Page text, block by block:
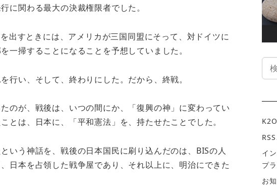
に関わる最大の決裁権限者でした。
出すときには、アメリカが三国同盟にそって、対ドイツに
一掃することになることを予想していました。
い、そして、終わりにした。だから、終戦。
のが、戦後は、いつの間にか、「復興の神」に変わってい
とは、日本に、「平和憲法」を、持たせたことでした。
いう神話を、戦後の日本国民に刷り込んだのは、BISの人
日本を占領した戦争屋であり、それ以上に、明治にできた
検
K2O
イ
プ
お